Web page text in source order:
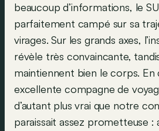
beaucoup d’informations, le
parfaitement campé sur sa
virages. Sur les grands axes,
révèle très convaincante,
maintiennent bien le corps. En
excellente compagne de
d’autant plus vrai que notre
paraissait assez prometteuse :